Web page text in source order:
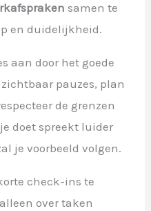
samen te
en duidelijkheid.
aan door het goede
pauzes, plan
de grenzen
doet spreekt luider
je voorbeeld volgen.
check-ins te
over taken